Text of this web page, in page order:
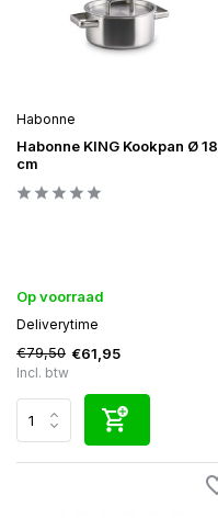
Habonne
Habonne KING Kookpan Ø 18
cm
Op voorraad
Deliverytime
€79,50 €61,95
Incl. btw